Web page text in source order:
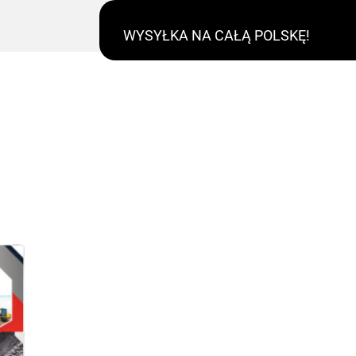
WYSYŁKA NA CAŁĄ POLSKĘ!